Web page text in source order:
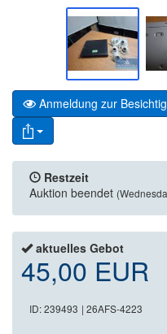
Anmeldung zur
Restzeit
Auktion beendet
aktuelles Gebot
45,00 EUR
ID: 239493 | 26AFS-4223